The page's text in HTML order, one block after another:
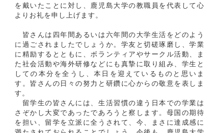
を戴いたことに対し、鹿児島大学の教職員を代表して心
よりお礼を申し上げます。
皆さんは四年間あるいは六年間の大学生活をどのよう
に過ごされましたでしょうか。学友と切磋琢磨し、学業
に精励するとともに、ボランティアやサークル活動、ま
た社会活動や海外研修などにも真摯に取り組み、学生と
しての本分を全うし、本日を迎えているものと思いま
す。皆さんの日々の努力と研鑽に心からの敬意を表しま
す。
留学生の皆さんには、生活習慣の違う日本での学業は
さぞかし大変であったであろうと察します。母国の期待
を担い、留学を立派に全うされて、今、まさに達成感に